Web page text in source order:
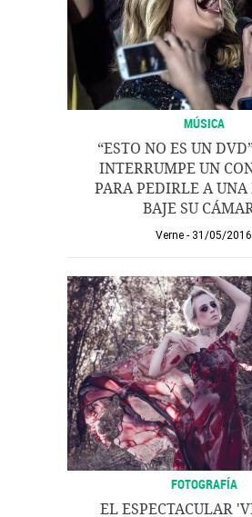
MÚSICA
“ESTO NO ES UN
INTERRUMPE UN
PARA PEDIRLE A UNA
BAJE SU
Verne 31/05/2016
FOTOGRAFÍA
EL ESPECTACULAR